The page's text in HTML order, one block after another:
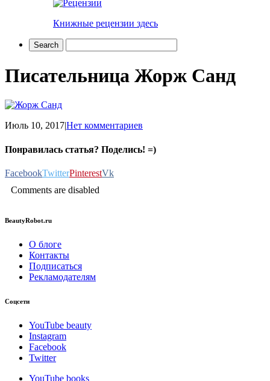
Книжные рецензии здесь
Писательница Жорж Санд
Июль 10, 2017|Нет комментариев
Понравилась статья? Поделись! =)
FacebookTwitterPinterestVk
Comments are disabled
BeautyRobot.ru
О блоге
Контакты
Подписаться
Рекламодателям
Соцсети
YouTube beauty
Instagram
Facebook
Twitter
YouTube books